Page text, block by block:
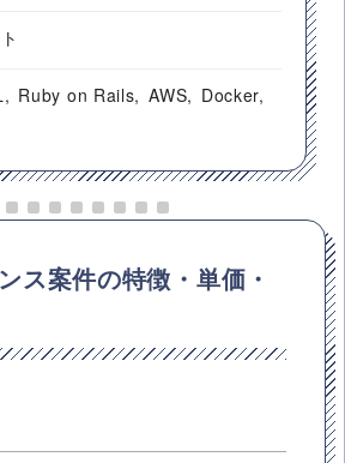
Ruby on Rails AWS
Docker
ス案件の特徴・単価・